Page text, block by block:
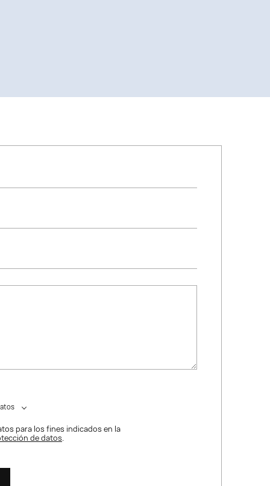
para los fines indicados en la
de datos.